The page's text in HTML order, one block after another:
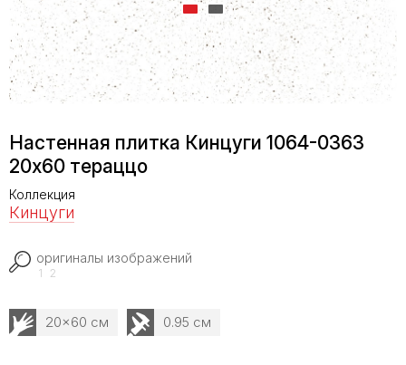
Настенная плитка Кинцуги 1064-0363
20х60 тераццо
Коллекция
Кинцуги
оригиналы изображений
1 2
20x60 см 0.95 см